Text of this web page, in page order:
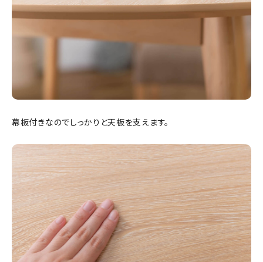
幕板付きなのでしっかりと天板を支えます。